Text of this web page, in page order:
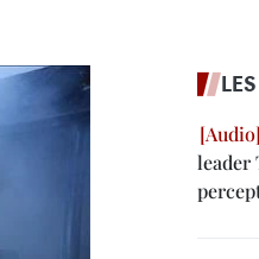
leader